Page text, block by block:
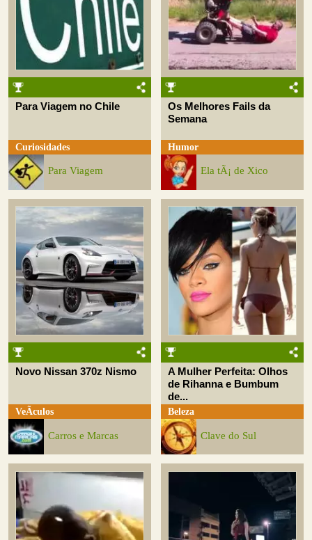
Para Viagem no Chile
Curiosidades
Para Viagem
Os Melhores Fails da
Semana
Humor
Ela tÃ¡ de Xico
Novo Nissan 370z Nismo
VeÃ­culos
Carros e Marcas
A Mulher Perfeita: Olhos
de Rihanna e Bumbum
de...
Beleza
Clave do Sul